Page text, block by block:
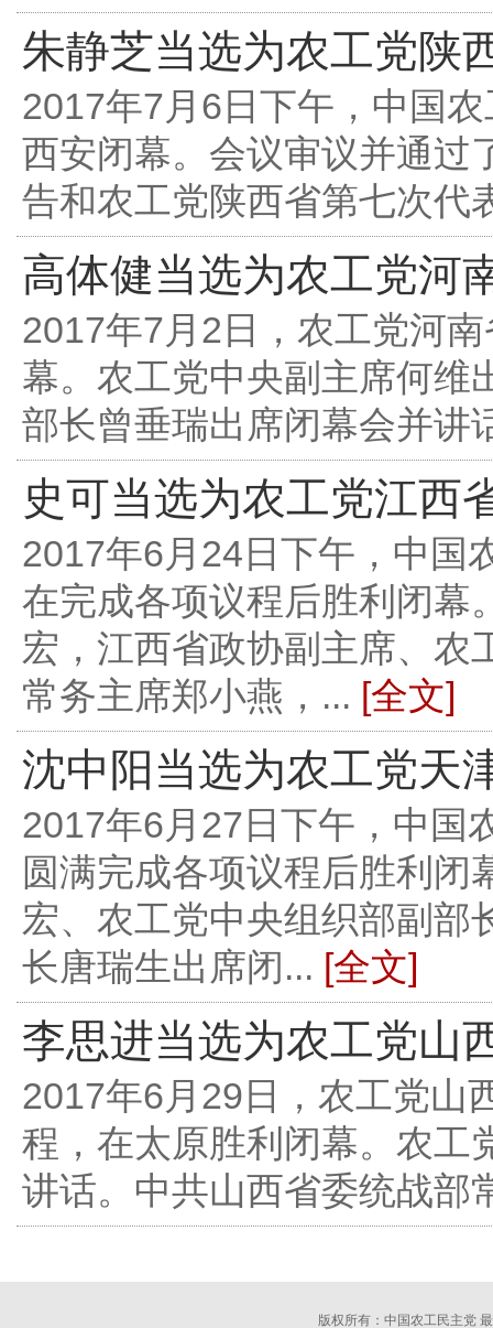
朱静芝当选为农工党陕
2017年7月6日下午，中国
西安闭幕。会议审议并通过
告和农工党陕西省第七次代
高体健当选为农工党河
2017年7月2日，农工党河
幕。农工党中央副主席何维
部长曾垂瑞出席闭幕会并讲
史可当选为农工党江西
2017年6月24日下午，中国
在完成各项议程后胜利闭幕
宏，江西省政协副主席、农
常务主席郑小燕，... [全文]
沈中阳当选为农工党天
2017年6月27日下午，中国
圆满完成各项议程后胜利闭
宏、农工党中央组织部副部
长唐瑞生出席闭... [全文]
李思进当选为农工党山
2017年6月29日，农工党山
程，在太原胜利闭幕。农工
讲话。中共山西省委统战
版权所有：中国农工民主党